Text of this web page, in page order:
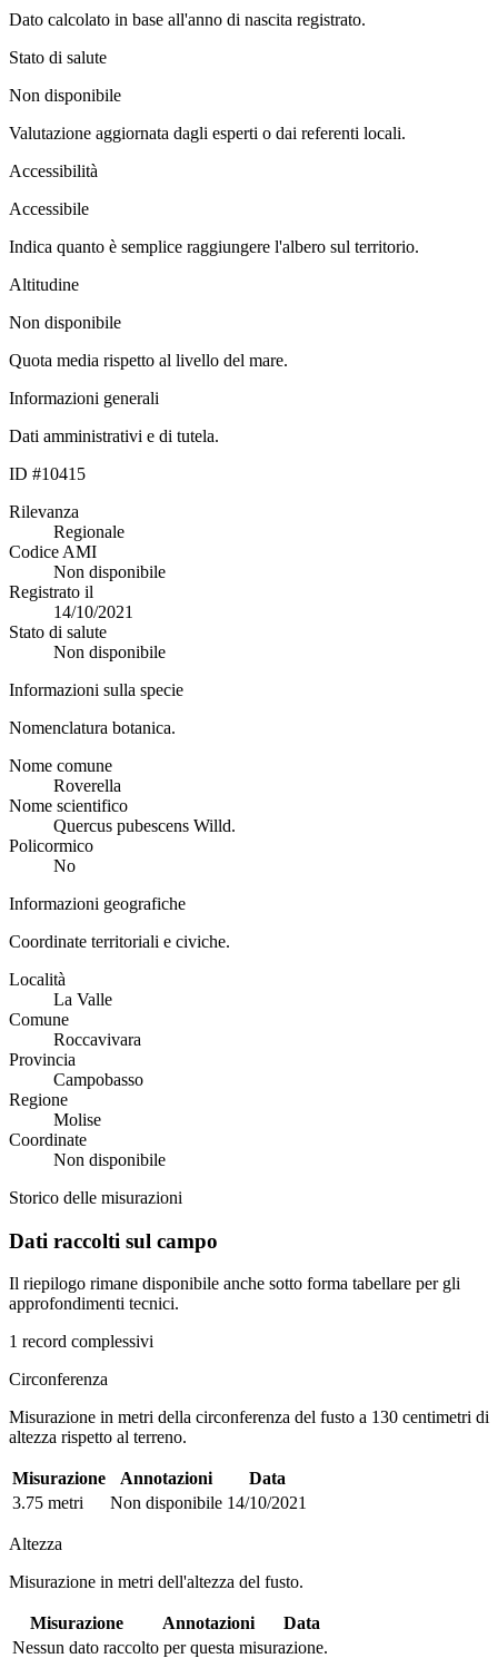
Dato calcolato in base all'anno di nascita registrato.
Stato di salute
Non disponibile
Valutazione aggiornata dagli esperti o dai referenti locali.
Accessibilità
Accessibile
Indica quanto è semplice raggiungere l'albero sul territorio.
Altitudine
Non disponibile
Quota media rispetto al livello del mare.
Informazioni generali
Dati amministrativi e di tutela.
ID #10415
Rilevanza
Regionale
Codice AMI
Non disponibile
Registrato il
14/10/2021
Stato di salute
Non disponibile
Informazioni sulla specie
Nomenclatura botanica.
Nome comune
Roverella
Nome scientifico
Quercus pubescens Willd.
Policormico
No
Informazioni geografiche
Coordinate territoriali e civiche.
Località
La Valle
Comune
Roccavivara
Provincia
Campobasso
Regione
Molise
Coordinate
Non disponibile
Storico delle misurazioni
Dati raccolti sul campo
Il riepilogo rimane disponibile anche sotto forma tabellare per gli
approfondimenti tecnici.
1 record complessivi
Circonferenza
Misurazione in metri della circonferenza del fusto a 130 centimetri di
altezza rispetto al terreno.
Misurazione Annotazioni
Data
3.75 metri
Non disponibile 14/10/2021
Altezza
Misurazione in metri dell'altezza del fusto.
Misurazione Annotazioni
Data
Nessun dato raccolto per questa misurazione.